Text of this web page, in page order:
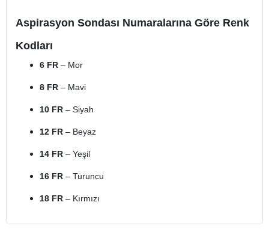
Aspirasyon Sondası Numaralarına Göre Renk
Kodları
6 FR – Mor
8 FR – Mavi
10 FR – Siyah
12 FR – Beyaz
14 FR – Yeşil
16 FR – Turuncu
18 FR – Kırmızı